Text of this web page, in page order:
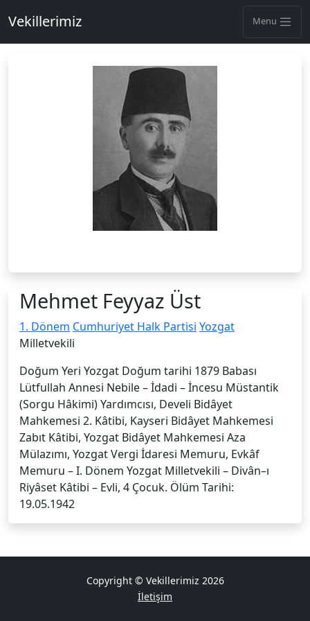
Vekillerimiz Menu
Mehmet Feyyaz Üst
1. Dönem Cumhuriyet Halk Partisi Yozgat
Milletvekili
Doğum Yeri Yozgat Doğum tarihi 1879 Babası
Lütfullah Annesi Nebile – İdadi – İncesu Müstantik
(Sorgu Hâkimi) Yardımcısı, Develi Bidâyet
Mahkemesi 2. Kâtibi, Kayseri Bidâyet Mahkemesi
Zabıt Kâtibi, Yozgat Bidâyet Mahkemesi Aza
Mülazımı, Yozgat Vergi İdaresi Memuru, Evkâf
Memuru – I. Dönem Yozgat Milletvekili – Divân–ı
Riyâset Kâtibi – Evli, 4 Çocuk. Ölüm Tarihi:
19.05.1942
Copyright © Vekillerimiz 2026
İletişim